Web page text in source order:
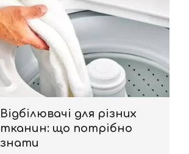
Відбілювачі для різних
тканин: що потрібно
знати